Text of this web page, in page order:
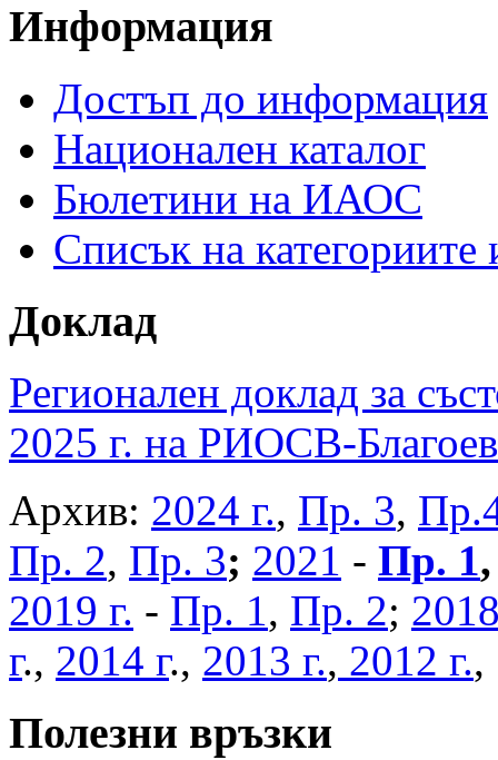
Информация
Достъп до информация
Национален каталог
Бюлетини на ИАОС
Списък на
Доклад
Регионален доклад за
2025 г. на РИОСВ-
Архив: 2024 г., Пр. 3,
Пр. 2, Пр. 3; 2021 - Пр. 1
2019 г. - Пр. 1, Пр. 2;
г., 2014 г., 2013 г., 2012 г.
Полезни връзки